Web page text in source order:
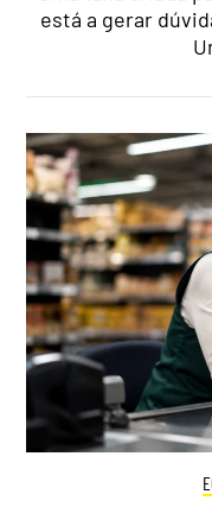
está a gerar